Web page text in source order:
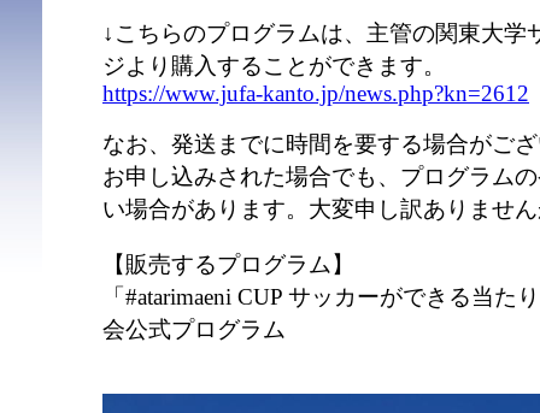
↓こちらのプログラムは、主管の関東大学
ジより購入することができます。
https://www.jufa-kanto.jp/news.php?kn=2612
なお、発送までに時間を要する場合がご
お申し込みされた場合でも、プログラム
い場合があります。大変申し訳ありませ
【販売するプログラム】
「#atarimaeni CUP サッカーができる当た
会公式プログラム